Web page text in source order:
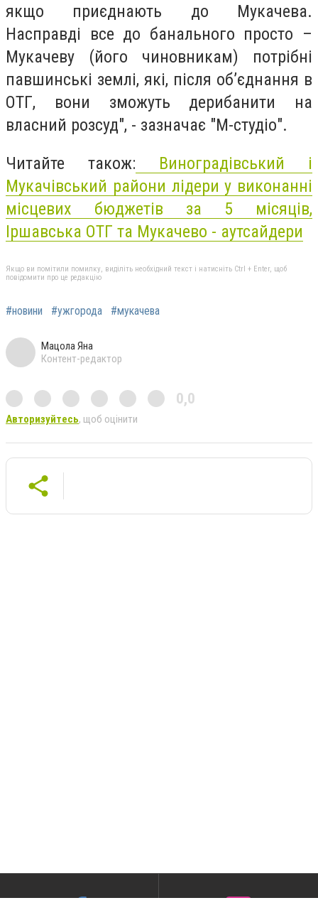
якщо приєднають до Мукачева.
Насправді все до банального просто –
Мукачеву (його чиновникам) потрібні
павшинські землі, які, після об’єднання в
ОТГ, вони зможуть дерибанити на
власний розсуд", - зазначає "М-студіо".
Читайте також: Виноградівський і
Мукачівський райони лідери у виконанні
місцевих бюджетів за 5 місяців,
Іршавська ОТГ та Мукачево - аутсайдери
Якщо ви помітили помилку, виділіть необхідний текст і натисніть Ctrl + Enter, щоб
повідомити про це редакцію
#новини #ужгорода #мукачева
Мацола Яна
Контент-редактор
0,0
Авторизуйтесь, щоб оцінити